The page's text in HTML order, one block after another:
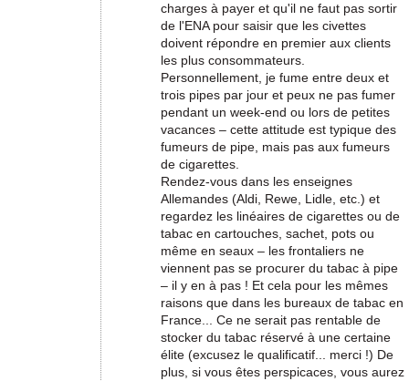
charges à payer et qu'il ne faut pas sortir
de l'ENA pour saisir que les civettes
doivent répondre en premier aux clients
les plus consommateurs.
Personnellement, je fume entre deux et
trois pipes par jour et peux ne pas fumer
pendant un week-end ou lors de petites
vacances – cette attitude est typique des
fumeurs de pipe, mais pas aux fumeurs
de cigarettes.
Rendez-vous dans les enseignes
Allemandes (Aldi, Rewe, Lidle, etc.) et
regardez les linéaires de cigarettes ou de
tabac en cartouches, sachet, pots ou
même en seaux – les frontaliers ne
viennent pas se procurer du tabac à pipe
– il y en à pas ! Et cela pour les mêmes
raisons que dans les bureaux de tabac en
France... Ce ne serait pas rentable de
stocker du tabac réservé à une certaine
élite (excusez le qualificatif... merci !) De
plus, si vous êtes perspicaces, vous aurez